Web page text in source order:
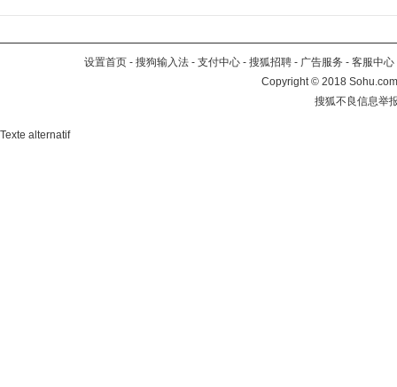
设置首页 - 搜狗输入法 - 支付中心 - 搜狐招聘 - 广告服务 - 客服中心
Copyright©2018
搜狐不良信息举
Texte alternatif